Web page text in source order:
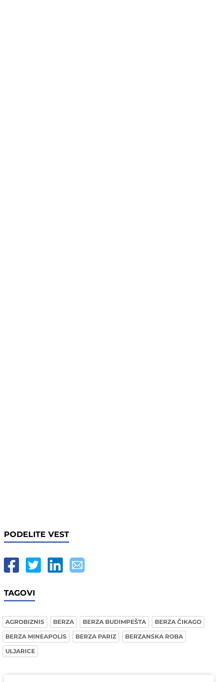
PODELITE VEST
TAGOVI
AGROBIZNIS BERZA BERZA BUDIMPEŠTA
BERZA ČIKAGO
BERZA MINEAPOLIS
BERZA PARIZ
BERZANSKA ROBA
ULJARICE